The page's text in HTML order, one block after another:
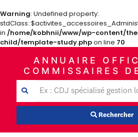
Warning: Undefined property:
in /home/kobhnii/www/wp-content/
child/template-study.phpon line 70
ANNUAIRE
COMMISSAIRES
Rechercher